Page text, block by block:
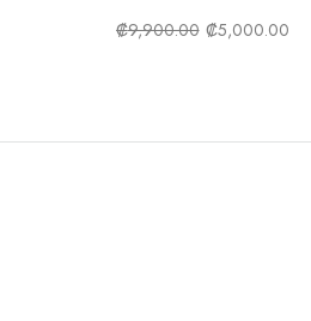
₡9,900.00 ₡5,000.00